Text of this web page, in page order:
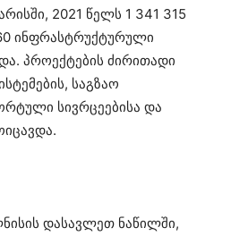
2021 წელს 1 341 315
ინფრასტრუქტურული
პროექტების ძირითადი
საგზაო
სივრცეებისა და
დასავლეთ ნაწილში,